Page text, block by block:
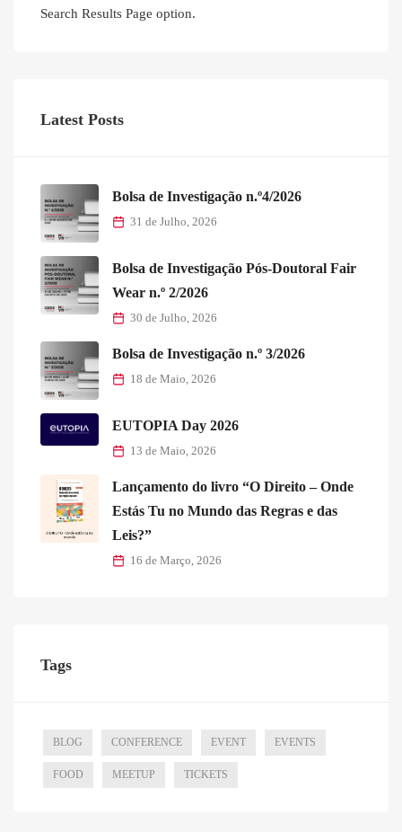
Search Results Page option.
Latest Posts
Bolsa de Investigação n.º4/2026
31 de Julho, 2026
Bolsa de Investigação Pós-Doutoral Fair
Wear n.º 2/2026
30 de Julho, 2026
Bolsa de Investigação n.º 3/2026
18 de Maio, 2026
EUTOPIA Day 2026
13 de Maio, 2026
Lançamento do livro “O Direito – Onde
Estás Tu no Mundo das Regras e das
Leis?”
16 de Março, 2026
Tags
BLOG CONFERENCE EVENT EVENTS
FOOD MEETUP TICKETS